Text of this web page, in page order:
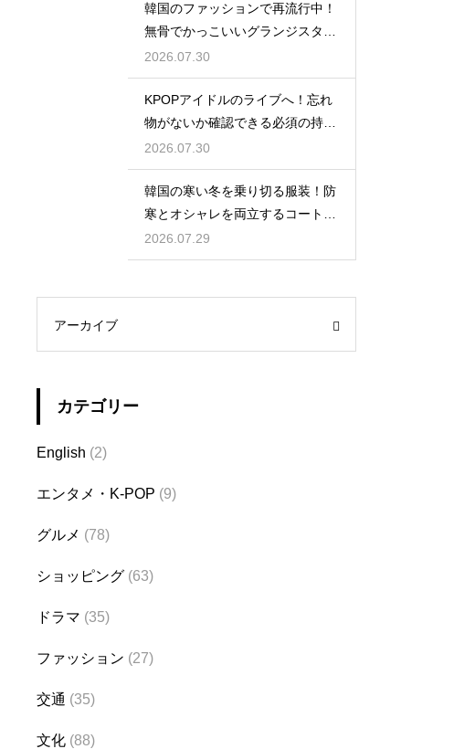
韓国のファッションで再流行中！
無骨でかっこいいグランジスタイ
ルの特徴
2026.07.30
KPOPアイドルのライブへ！忘れ
物がないか確認できる必須の持ち
物リスト
2026.07.30
韓国の寒い冬を乗り切る服装！防
寒とオシャレを両立するコートの
種類
2026.07.29
アーカイブ
カテゴリー
English (2)
エンタメ・K-POP (9)
グルメ (78)
ショッピング (63)
ドラマ (35)
ファッション (27)
交通 (35)
文化 (88)